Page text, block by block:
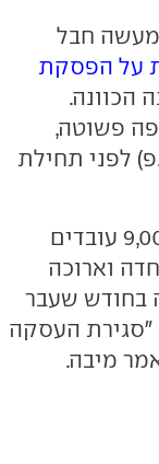
חבל
על הפסקת
הכוונה.
פשוטה,
לפני תחילת
נזכיר כי ניסאן שהודיעה כי היא מפטרת עוד 9,000 עובדים
וארוכה
בחודש שעבר
"סגירת העסקה
מיבה.